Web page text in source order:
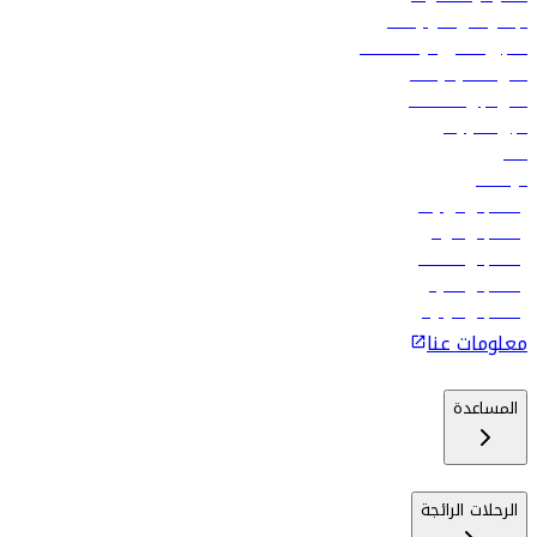
الإعلان على متن رحلاتنا
تسجيل الدخول لوكلاء السفر
أدنى أسعار الرحلات
فلاي دبي للعطلات
تأجير السيارات
فنادق
الوظائف
رحلات إلى تبيليسي
رحلات إلى الرياض
رحلات إلى مسقط
رحلات إلى ماليه
رحلات إلى كولومبو
معلومات عنا
المساعدة
الرحلات الرائجة